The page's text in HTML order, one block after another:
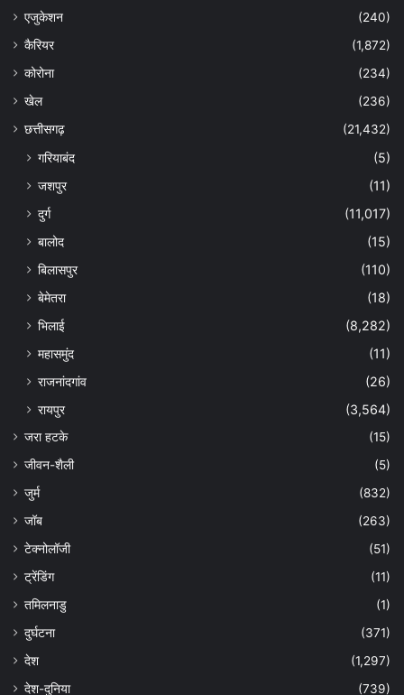
एजुकेशन
(240)
कैरियर
(1,872)
कोरोना
(234)
खेल
(236)
छत्तीसगढ़
(21,432)
गरियाबंद
(5)
जशपुर
(11)
दुर्ग
(11,017)
बालोद
(15)
बिलासपुर
(110)
बेमेतरा
(18)
भिलाई
(8,282)
महासमुंद
(11)
राजनांदगांव
(26)
रायपुर
(3,564)
जरा हटके
(15)
जीवन-शैली
(5)
जुर्म
(832)
जॉब
(263)
टेक्नोलॉजी
(51)
ट्रेंडिंग
(11)
तमिलनाडु
(1)
दुर्घटना
(371)
देश
(1,297)
देश-दुनिया
(739)